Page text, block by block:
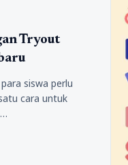
Tryout
siswa perlu
cara untuk